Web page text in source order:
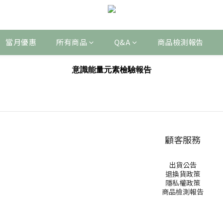
當月優惠 所有商品 Q&A 商品檢測報告
意識能量元素檢驗報告
顧客服務
出貨公告
退換貨政策
隱私權政策
商品檢測報告